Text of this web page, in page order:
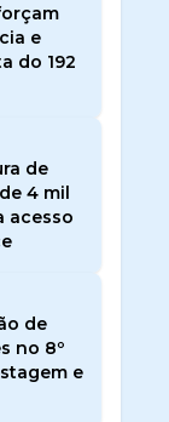
e
do 192
de
4 mil
acesso
de
no 8º
e